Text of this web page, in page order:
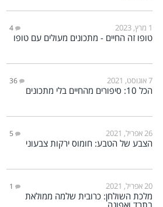
1 מרץ, 2023 4
טופו זה החיים - מתכונים מעולים עם טופו
7 אוגוסט, 2021 36
הכל 10: סיפורים מהחיים בלי מתכונים
26 אפריל, 2021 5
הצבע של הטבע: חומוס ירקות צבעוני
20 אפריל, 2021 1
מלכת השולחן: כרובית שלמה ממולאת
בתרד ואפונה